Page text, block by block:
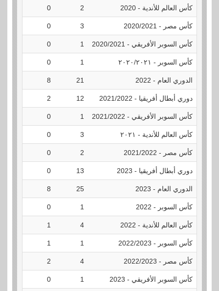
كأس العالم للأندية - 2020 2
0
كأس مصر - 2020/2021 3
0
كأس السوبر الأفريقي - 2020/2021 1
0
كأس السوبر - ٢٠٢٠/٢٠٢١ 1
0
الدوري العام - 2022 21
8
دوري أبطال أفريقيا - 2021/2022 12
2
كأس السوبر الأفريقي - 2021/2022 1
0
كأس العالم للأندية - ٢٠٢١ 3
0
كأس مصر - 2021/2022 2
0
دوري أبطال أفريقيا - 2023 13
0
الدوري العام - 2023 25
8
كأس السوبر - 2022 1
0
كأس العالم للأندية - 2022 4
1
كأس السوبر - 2022/2023 1
1
كأس مصر - 2022/2023 4
2
كأس السوبر الأفريقي - 2023 1
0